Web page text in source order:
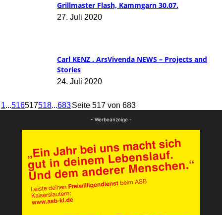
Grillmaster Flash, Kammgarn 30.07.
27. Juli 2020
Carl KENZ . ArsVivenda NEWS – Projects and
Stories
24. Juli 2020
1...516517518...683Seite 517 von 683
- Werbeanzeige -